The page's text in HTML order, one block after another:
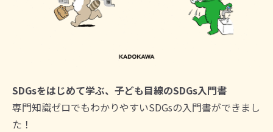
SDGsをはじめて学ぶ、子ども目線のSDGs入門書
専門知識ゼロでもわかりやすいSDGsの入門書ができまし
た！